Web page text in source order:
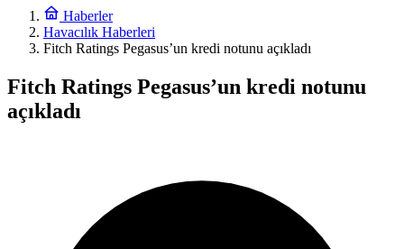
Haberler
Havacılık Haberleri
Fitch Ratings Pegasus’un kredi notunu açıkladı
Fitch Ratings Pegasus’un kredi notunu
açıkladı